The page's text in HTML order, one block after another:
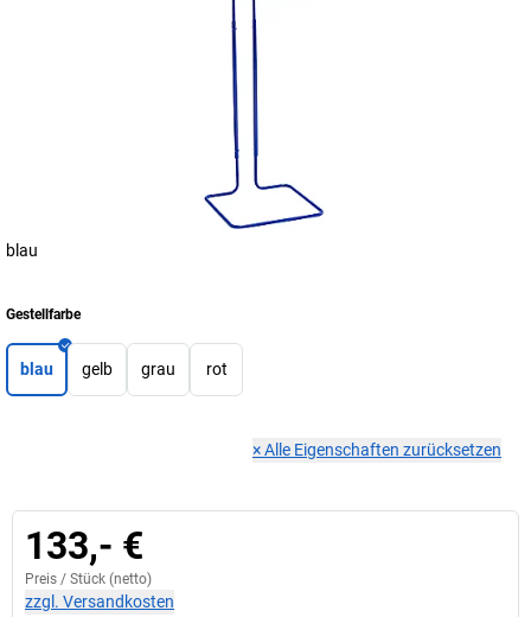
blau
Gestellfarbe
blau gelb grau rot
×Alle Eigenschaften zurücksetzen
133,- €
Preis / Stück (netto)
zzgl. Versandkosten